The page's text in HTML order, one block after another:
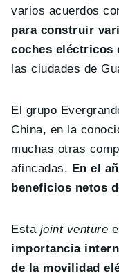
varios acuerdos
para construir
coches eléctricos
las ciudades de
El grupo
China, en la
muchas otras
afincadas. En el
beneficios netos
Esta joint venture
importancia
de la movilidad